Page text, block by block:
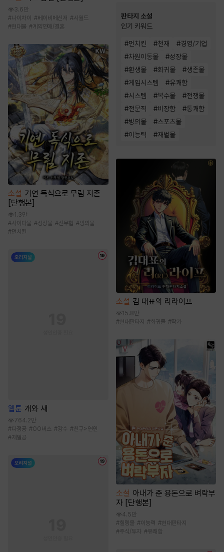
3.6만
#나이차이 #베이비메신저 #시월드
#현대물 # 계약연애/결혼
소설 기연 독식으로 무림 지존
[단행본]
1.3만
#사이다물 #성장물 #신무협 #빙의물
#먼치킨
웹툰 개와 새
764.2만
#다정공 #OO버스 #강수 #친구>연인
# 재벌공
판타지 소설
인기 키워드
#먼치킨 #천재 #경영/기업
#차원이동물 #성장물
#환생물 #회귀물 #생존물
#게임시스템 #유쾌함
#시스템 #복수물 #전쟁물
#전문직 #비장함 #통쾌함
#빙의물 #스포츠물
#이능력 #재벌물
소설 김 대표의 리라이프
15.8만
#현대판타지 #회귀물 #작가
소설 아내가 준 용돈으로 벼락부
자 [단행본]
4.5만
#힐링물 #이능력 #현대판타지
#주식/투자 #유쾌함